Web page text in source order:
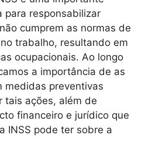
para responsabilizar
cumprem as normas de
trabalho, resultando em
ocupacionais. Ao longo
a importância de as
medidas preventivas
tais ações, além de
financeiro e jurídico que
INSS pode ter sobre a